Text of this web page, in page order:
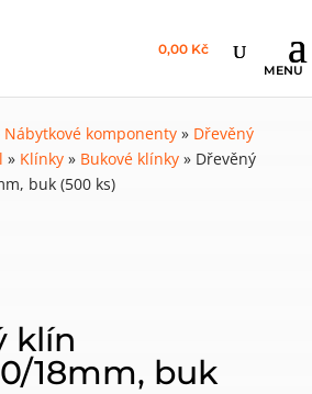
0,00 Kč
Nábytkové komponenty» Dřevěný
» Klínky» Bukové klínky» Dřevěný
buk (500 ks)
klín
18mm, buk